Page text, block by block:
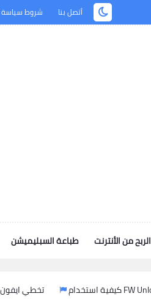
شروط سياسة أتصل بنا
طباعة السبليميشن الربح من الأنترنت